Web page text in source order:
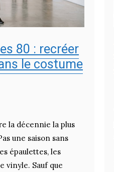
80 : recréer
le costume
la décennie la plus
une saison sans
épaulettes, les
vinyle. Sauf que